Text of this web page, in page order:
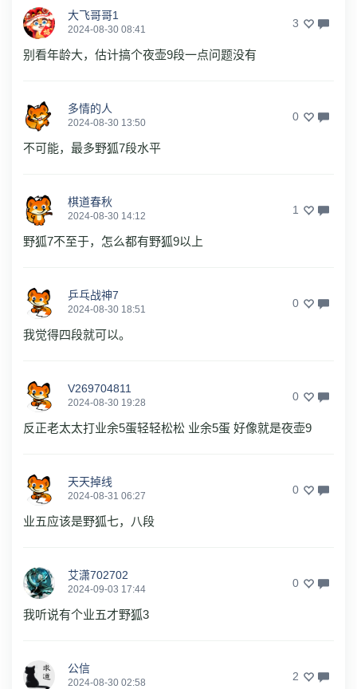
大飞哥哥1
2024-08-30 08:41 3
别看年龄大，估计搞个夜壶9段一点问题没有
多情的人
2024-08-30 13:50 0
不可能，最多野狐7段水平
棋道春秋
2024-08-30 14:12 1
野狐7不至于，怎么都有野狐9以上
乒乓战神7
2024-08-30 18:51 0
我觉得四段就可以。
V269704811
2024-08-30 19:28 0
反正老太太打业余5蛋轻轻松松 业余5蛋 好像就是夜壶9
天天掉线
2024-08-31 06:27 0
业五应该是野狐七，八段
艾潇702702
2024-09-03 17:44 0
我听说有个业五才野狐3
公信
2024-08-30 02:58 2